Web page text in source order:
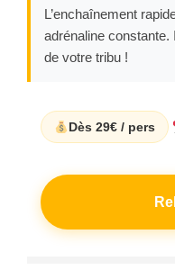
L’enchaînement
adrénaline constante.
de votre tribu !
Dès 29€ / pers